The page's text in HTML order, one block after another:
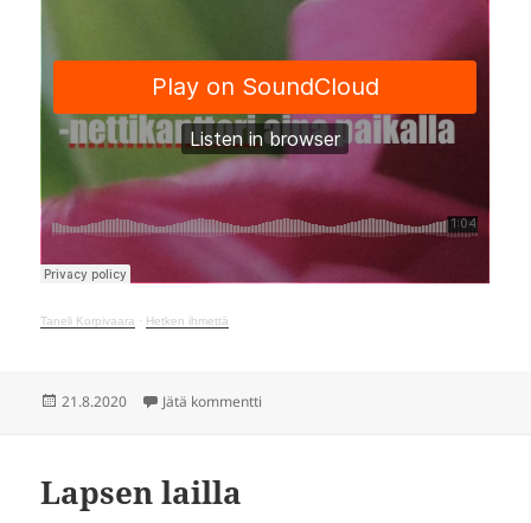
Taneli Korpivaara · Hetken ihmettä
Julkaistu
21.8.2020 Jätä kommentti
Lapsen lailla